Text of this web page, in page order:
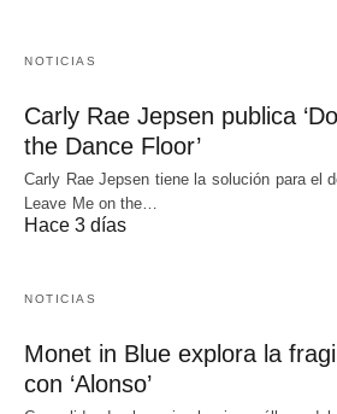
NOTICIAS
Carly Rae Jepsen publica
the Dance Floor’
Carly Rae Jepsen tiene la solución para el
Leave Me on the…
Hace 3 días
NOTICIAS
Monet in Blue explora la
con ‘Alonso’